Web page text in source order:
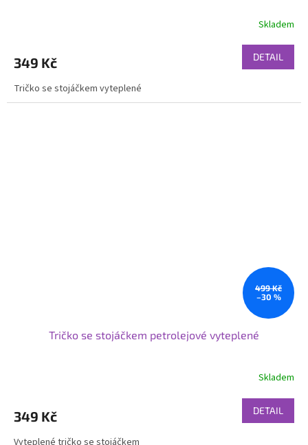
Skladem
349 Kč DETAIL
Tričko se stojáčkem vyteplené
499 Kč
–30 %
Tričko se stojáčkem petrolejové vyteplené
Skladem
349 Kč DETAIL
Vyteplené tričko se stojáčkem